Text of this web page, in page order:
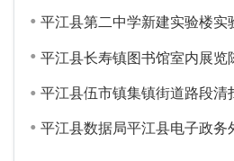
平江县第二中学新建实验楼实验室及功能室设施
平江县长寿镇图书馆室内展览陈列
平江县伍市镇集镇街道路段清扫保洁服务和垃圾中
平江县数据局平江县电子政务外网线路租赁服务（2025